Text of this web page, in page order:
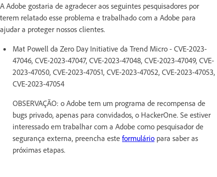
A Adobe gostaria de agradecer aos seguintes pesquisadores por
terem relatado esse problema e trabalhado com a Adobe para
ajudar a proteger nossos clientes.
Mat Powell da Zero Day Initiative da Trend Micro - CVE-2023-
47046, CVE-2023-47047, CVE-2023-47048, CVE-2023-47049, CVE-
2023-47050, CVE-2023-47051, CVE-2023-47052, CVE-2023-47053,
CVE-2023-47054
OBSERVAÇÃO: o Adobe tem um programa de recompensa de
bugs privado, apenas para convidados, o HackerOne. Se estiver
interessado em trabalhar com a Adobe como pesquisador de
segurança externa, preencha este formulário para saber as
próximas etapas.